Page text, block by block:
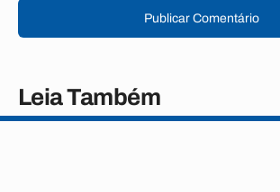
Publicar Comentário
Leia Também